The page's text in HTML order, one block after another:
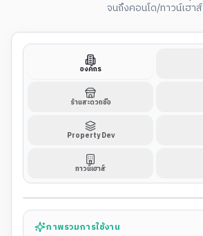
จนถึงคอนโด/ทาวน์เฮาส์
องค์กร
ร้านสะดวกซื้อ
Property Dev
ทาวน์เฮาส์
BROADBAND — FTTBIZ
ภาพรวมการใช้งาน